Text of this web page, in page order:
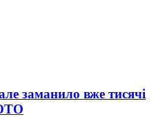
заманило вже тисячі